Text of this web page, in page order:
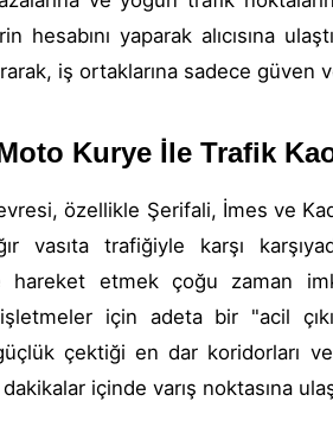
hesabını yaparak alıcısına
iş ortaklarına sadece güven
Kurye İle Trafik
özellikle Şerifali, İmes ve
vasıta trafiğiyle karşı
hareket etmek çoğu zaman
için adeta bir "acil
çektiği en dar koridorları
içinde varış noktasına